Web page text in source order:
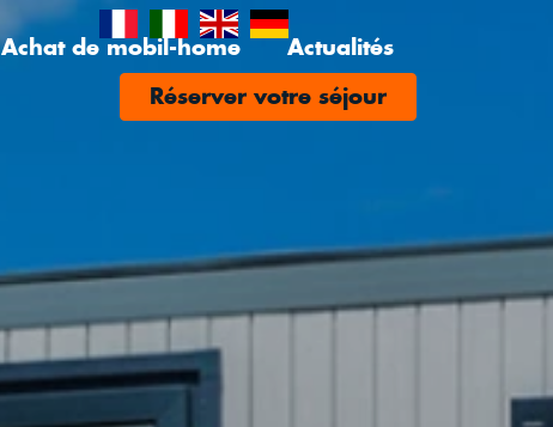
Achat de mobil-home
Actualités
Réserver votre séjour